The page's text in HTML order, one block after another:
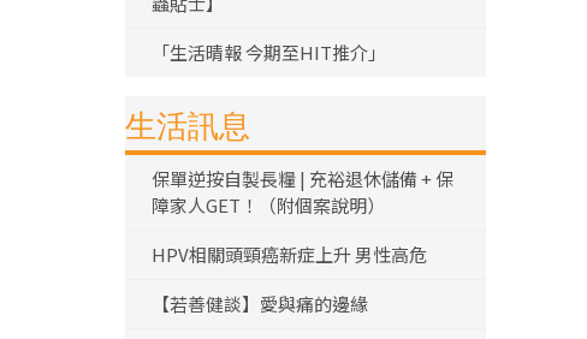
「生活晴報 今期至HIT推介」
生活訊息
保單逆按自製長糧 | 充裕退休儲備 + 保
障家人GET！（附個案說明）
HPV相關頭頸癌新症上升 男性高危
【若善健談】愛與痛的邊緣